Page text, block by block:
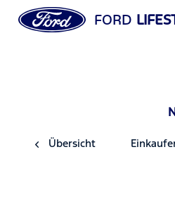
FORD
Übersicht